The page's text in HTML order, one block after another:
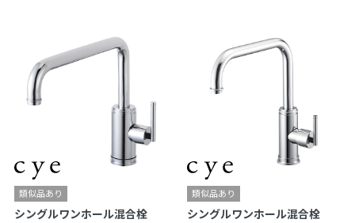
シングルワンホール混合栓 シングルワンホール混合栓